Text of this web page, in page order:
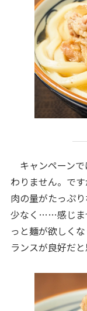
キャンペーン
わりません。で
肉の量がたっぷ
少なく……感じま
っと麺が欲しく
ランスが良好だ